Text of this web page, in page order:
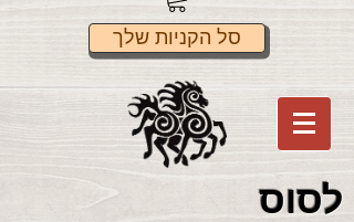
סל הקניות שלך
לסוס